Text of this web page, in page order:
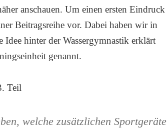
anschauen. Um einen ersten Eindruck
Beitragsreihe vor. Dabei haben wir in
hinter der Wassergymnastik erklärt
genannt.
welche zusätzlichen Sportgeräte